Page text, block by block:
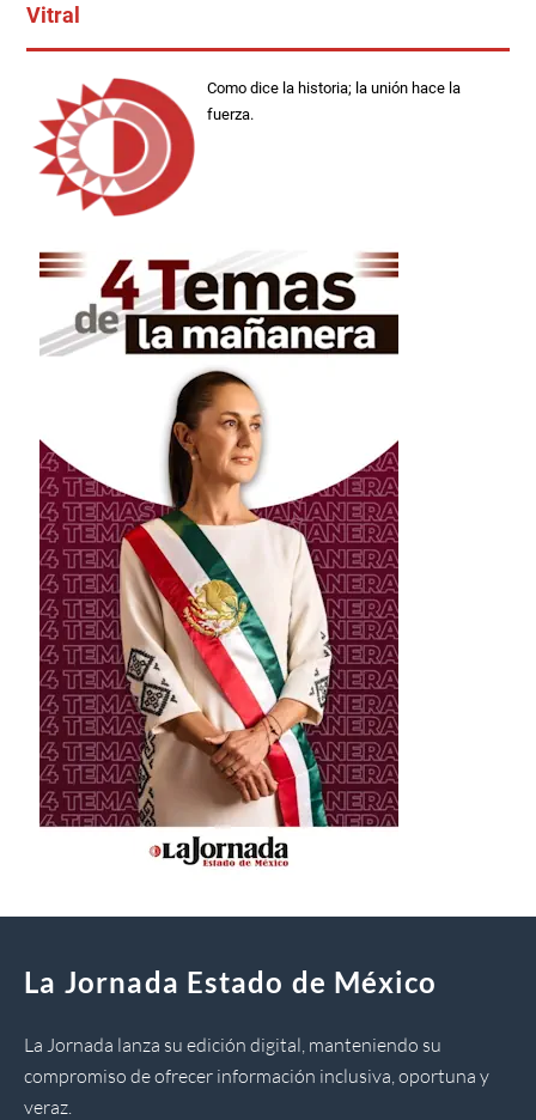
Vitral
Como dice la historia; la unión hace la
fuerza.
La Jornada Estado de México
La Jornada lanza su edición digital, manteniendo su
compromiso de ofrecer información inclusiva, oportuna y
veraz.